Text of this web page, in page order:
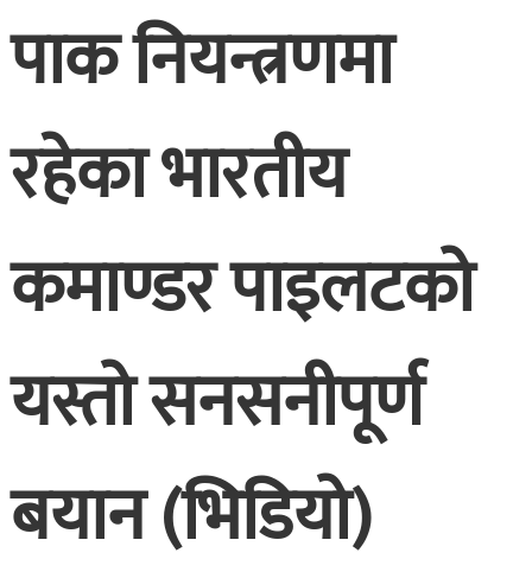
पाक नियन्त्रणमा
रहेका भारतीय
कमाण्डर पाइलटको
यस्तो सनसनीपूर्ण
बयान (भिडियो)